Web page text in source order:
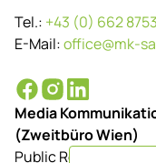
Tel.: +43 (0) 662
E-Mail:office@mk-
Media
(Zweitbüro Wien)
Public Relations-